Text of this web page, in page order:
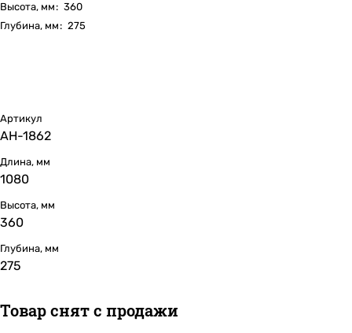
Высота, мм: 360
Глубина, мм: 275
Артикул
АН-1862
Длина, мм
1080
Высота, мм
360
Глубина, мм
275
Товар снят с продажи